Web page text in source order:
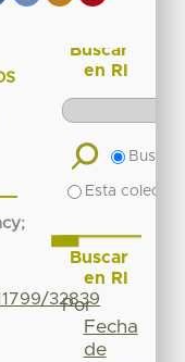
;
32839
Buscar
en RI
Buscar
Esta
Buscar
en RI
Por
Fecha
de